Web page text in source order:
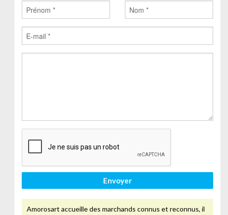
Envoyer
Amorosart accueille des marchands connus et reconnus, il